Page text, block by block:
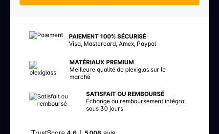
PAIEMENT 100% SÉCURISÉ
Visa, Mastercard, Amex, Paypal
MATÉRIAUX PREMIUM
Meilleure qualité de plexiglas sur le
marché
SATISFAIT OU REMBOURSÉ
Échange ou remboursement intégral
sous 30 jours